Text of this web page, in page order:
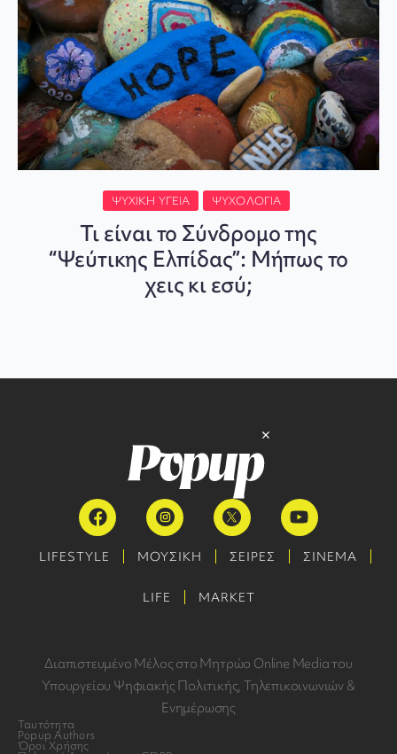
ΨΥΧΙΚΉ ΥΓΕΊΑ ΨΥΧΟΛΟΓΊΑ
Τι είναι το Σύνδρομο της
“Ψεύτικης Ελπίδας”: Μήπως το
χεις κι εσύ;
LIFESTYLE ΜΟΥΣΙΚΗ ΣΕΙΡΕΣ ΣΙΝΕΜΑ
LIFE MARKET
Διαπιστευμένο Μέλος στο Μητρώο Online Media του
Υπουργείου Ψηφιακής Πολιτικής, Τηλεπικοινωνιών &
Ενημέρωσης
Ταυτότητα
Popup Authors
Όροι Χρήσης